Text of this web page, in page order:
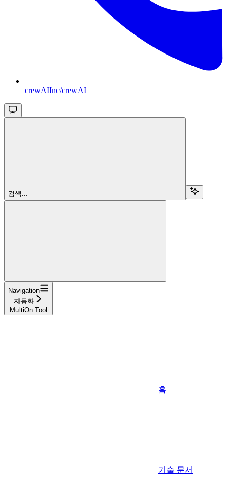
crewAIInc/crewAI
검색...
Navigation
자동화
MultiOn Tool
홈
기술 문서